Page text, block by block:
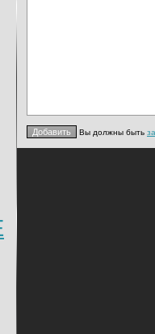
Вы должны быть